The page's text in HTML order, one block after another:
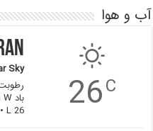
آب و هوا
26C
Sky
رطوبت
باد 4km/h W
L 26